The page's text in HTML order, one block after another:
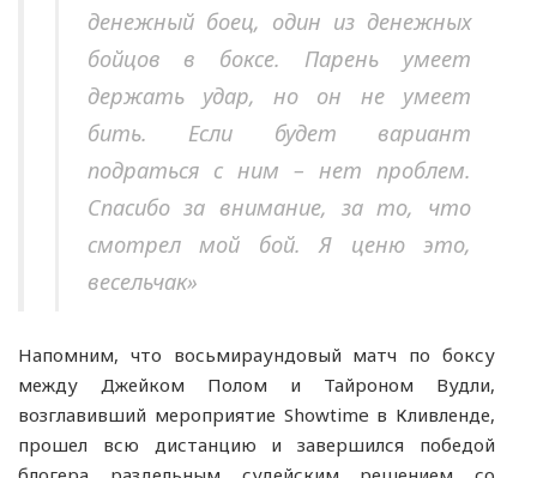
денежный боец, один из денежных
бойцов в боксе. Парень умеет
держать удар, но он не умеет
бить. Если будет вариант
подраться с ним – нет проблем.
Спасибо за внимание, за то, что
смотрел мой бой. Я ценю это,
весельчак»
Напомним, что восьмираундовый матч по боксу
между Джейком Полом и Тайроном Вудли,
возглавивший мероприятие Showtime в Кливленде,
прошел всю дистанцию и завершился победой